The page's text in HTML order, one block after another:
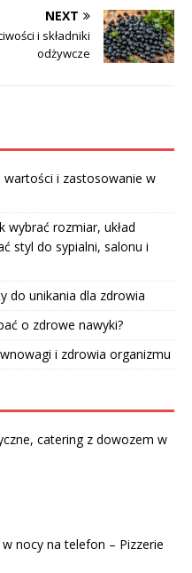
NEXT
i składniki
odżywcze
wartości i zastosowanie w
wybrać rozmiar, układ
styl do sypialni, salonu i
do unikania dla zdrowia
o zdrowe nawyki?
i zdrowia organizmu
catering z dowozem w
w nocy na telefon – Pizzerie